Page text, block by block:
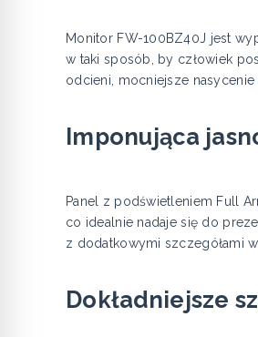
Monitor FW-100BZ40J jest
w taki sposób, by człowiek
odcieni, mocniejsze nasycenie
Imponująca
Panel z podświetleniem Full
co idealnie nadaje się do
z dodatkowymi szczegółami
Dokładniejsze